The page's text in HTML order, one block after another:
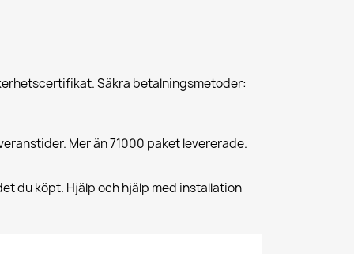
Säkra betalningsmetoder:
Mer än 71000 paket levererade.
du köpt. Hjälp och hjälp med installation